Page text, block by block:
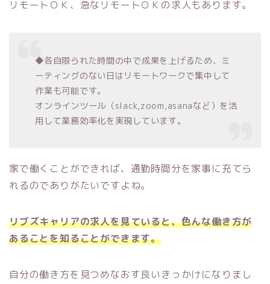
リモートＯＫ、急なリモートＯＫの求人もあります。
◆各自限られた時間の中で成果を上げるため、ミ
ーティングのない日はリモートワークで集中して
作業も可能です。
オンラインツール（slack,zoom,asanaなど）を活
用して業務効率化を実現しています。
家で働くことができれば、通勤時間分を家事に充てら
れるのでありがたいですよね。
リブズキャリアの求人を見ていると、色んな働き方が
あることを知ることができます。
自分の働き方を見つめなおす良いきっかけになりまし